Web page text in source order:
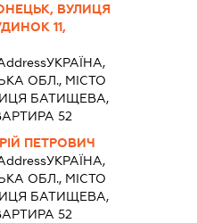
ВУЛИЦЯ
11,
УКРАЇНА,
ОБЛ., МІСТО
БАТИЩЕВА,
52
ПЕТРОВИЧ
УКРАЇНА,
ОБЛ., МІСТО
БАТИЩЕВА,
52